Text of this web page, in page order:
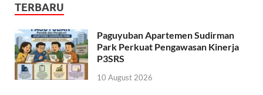
TERBARU
Paguyuban Apartemen Sudirman
Park Perkuat Pengawasan Kinerja
P3SRS
10 August 2026